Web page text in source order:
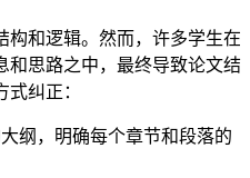
构和逻辑。然而，许多学生在
和思路之中，最终导致论文结
纠正：
纲，明确每个章节和段落的